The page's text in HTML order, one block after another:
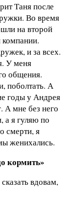
Таня после
Во время
на второй
компании.
и за всех.
У меня
общения.
поболтать. А
годы у Андрея
А мне без него
а я гуляю по
смерти, я
женихались.
кормить»
вдовам,